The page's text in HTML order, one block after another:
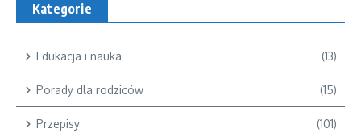
Kategorie
Edukacja i nauka (13)
Porady dla rodziców (15)
Przepisy (101)